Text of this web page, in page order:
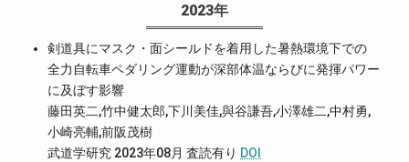
2023年
剣道具にマスク・面シールドを着用した暑熱環境下での
全力自転車ペダリング運動が深部体温ならびに発揮パワー
に及ぼす影響
藤田英二,竹中健太郎,下川美佳,與谷謙吾,小澤雄二,中村勇,
小崎亮輔,前阪茂樹
武道学研究 2023年08月査読有り DOI